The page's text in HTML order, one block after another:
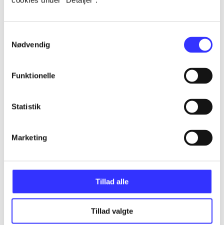
Nødvendig
Funktionelle
Statistik
Marketing
Tillad alle
Tillad valgte